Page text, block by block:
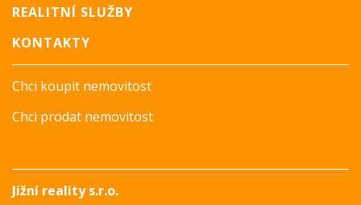
REALITNÍ SLUŽBY
KONTAKTY
Chci koupit nemovitost
Chci prodat nemovitost
Jižní reality s.r.o.